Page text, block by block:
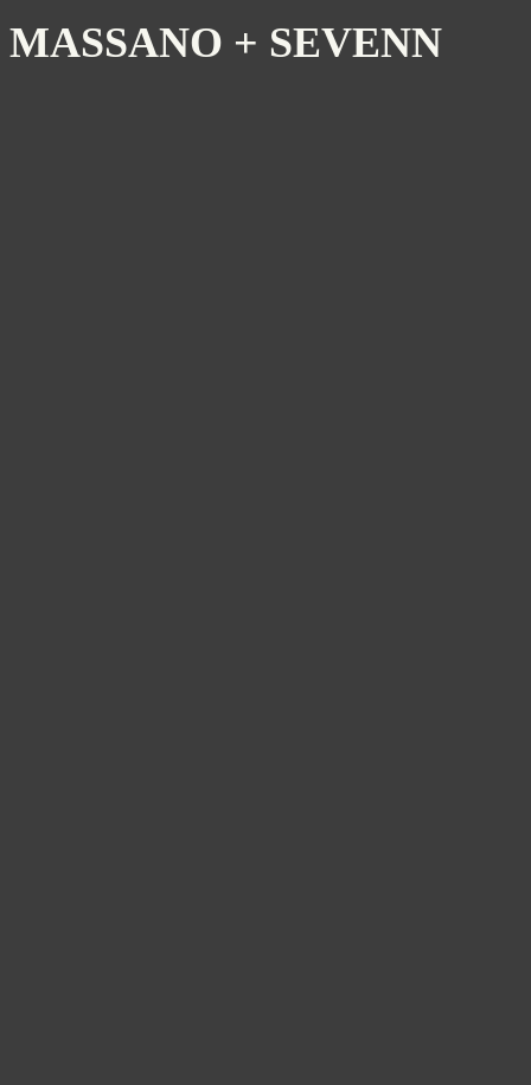
MASSANO + SEVENN